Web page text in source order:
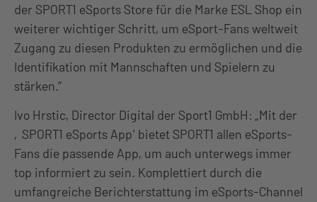
der SPORT1 eSports Store für die Marke ESL Shop ein
weiterer wichtiger Schritt, um eSport-Fans weltweit
Zugang zu diesen Produkten zu ermöglichen und die
Identifikation mit Mannschaften und Spielern zu
stärken.”
Ivo Hrstic, Director Digital der Sport1 GmbH: „Mit der
‚SPORT1 eSports App‘ bietet SPORT1 allen eSports-
Fans die passende App, um auch unterwegs immer
top informiert zu sein. Komplettiert durch die
umfangreiche Berichterstattung im eSports-Channel